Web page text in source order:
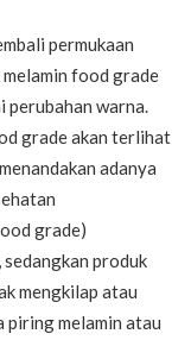
permukaan
food grade
perubahan warna.
grade akan terlihat
adanya
grade)
produk
mengkilap atau
piring melamin atau